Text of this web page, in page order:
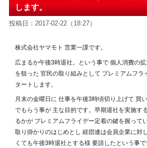
します。
投稿日：2017-02-22（18:27）
株式会社ヤマモト 営業一課です。
広まるか午後3時退社。という事で 個人消費の
を狙った 官民の取り組みとして プレミアムフラ
タートします。
月末の金曜日に 仕事を午後3時頃切り上げて 買
でもらう事が 主な目的です。早期退社を実施す
るかが プレミアムフライデー定着の鍵を握って
取り掛かりのはじめとし 経団連は会員企業に対
くても午後3時退社とする様 要請したという事で